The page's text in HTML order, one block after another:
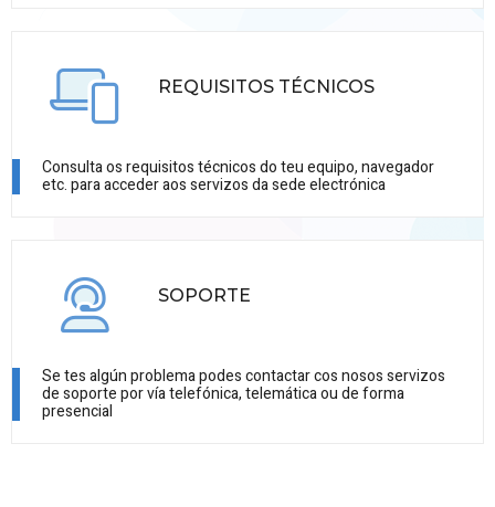
REQUISITOS TÉCNICOS
Consulta os requisitos técnicos do teu equipo, navegador
etc. para acceder aos servizos da sede electrónica
SOPORTE
Se tes algún problema podes contactar cos nosos servizos
de soporte por vía telefónica, telemática ou de forma
presencial